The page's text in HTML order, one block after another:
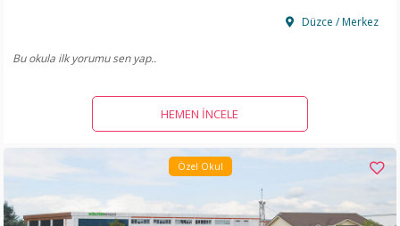
Düzce / Merkez
Bu okula ilk yorumu sen yap..
HEMEN İNCELE
Özel Okul